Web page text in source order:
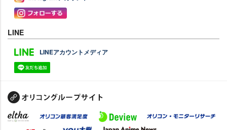
LINE
LINEアカウントメディア